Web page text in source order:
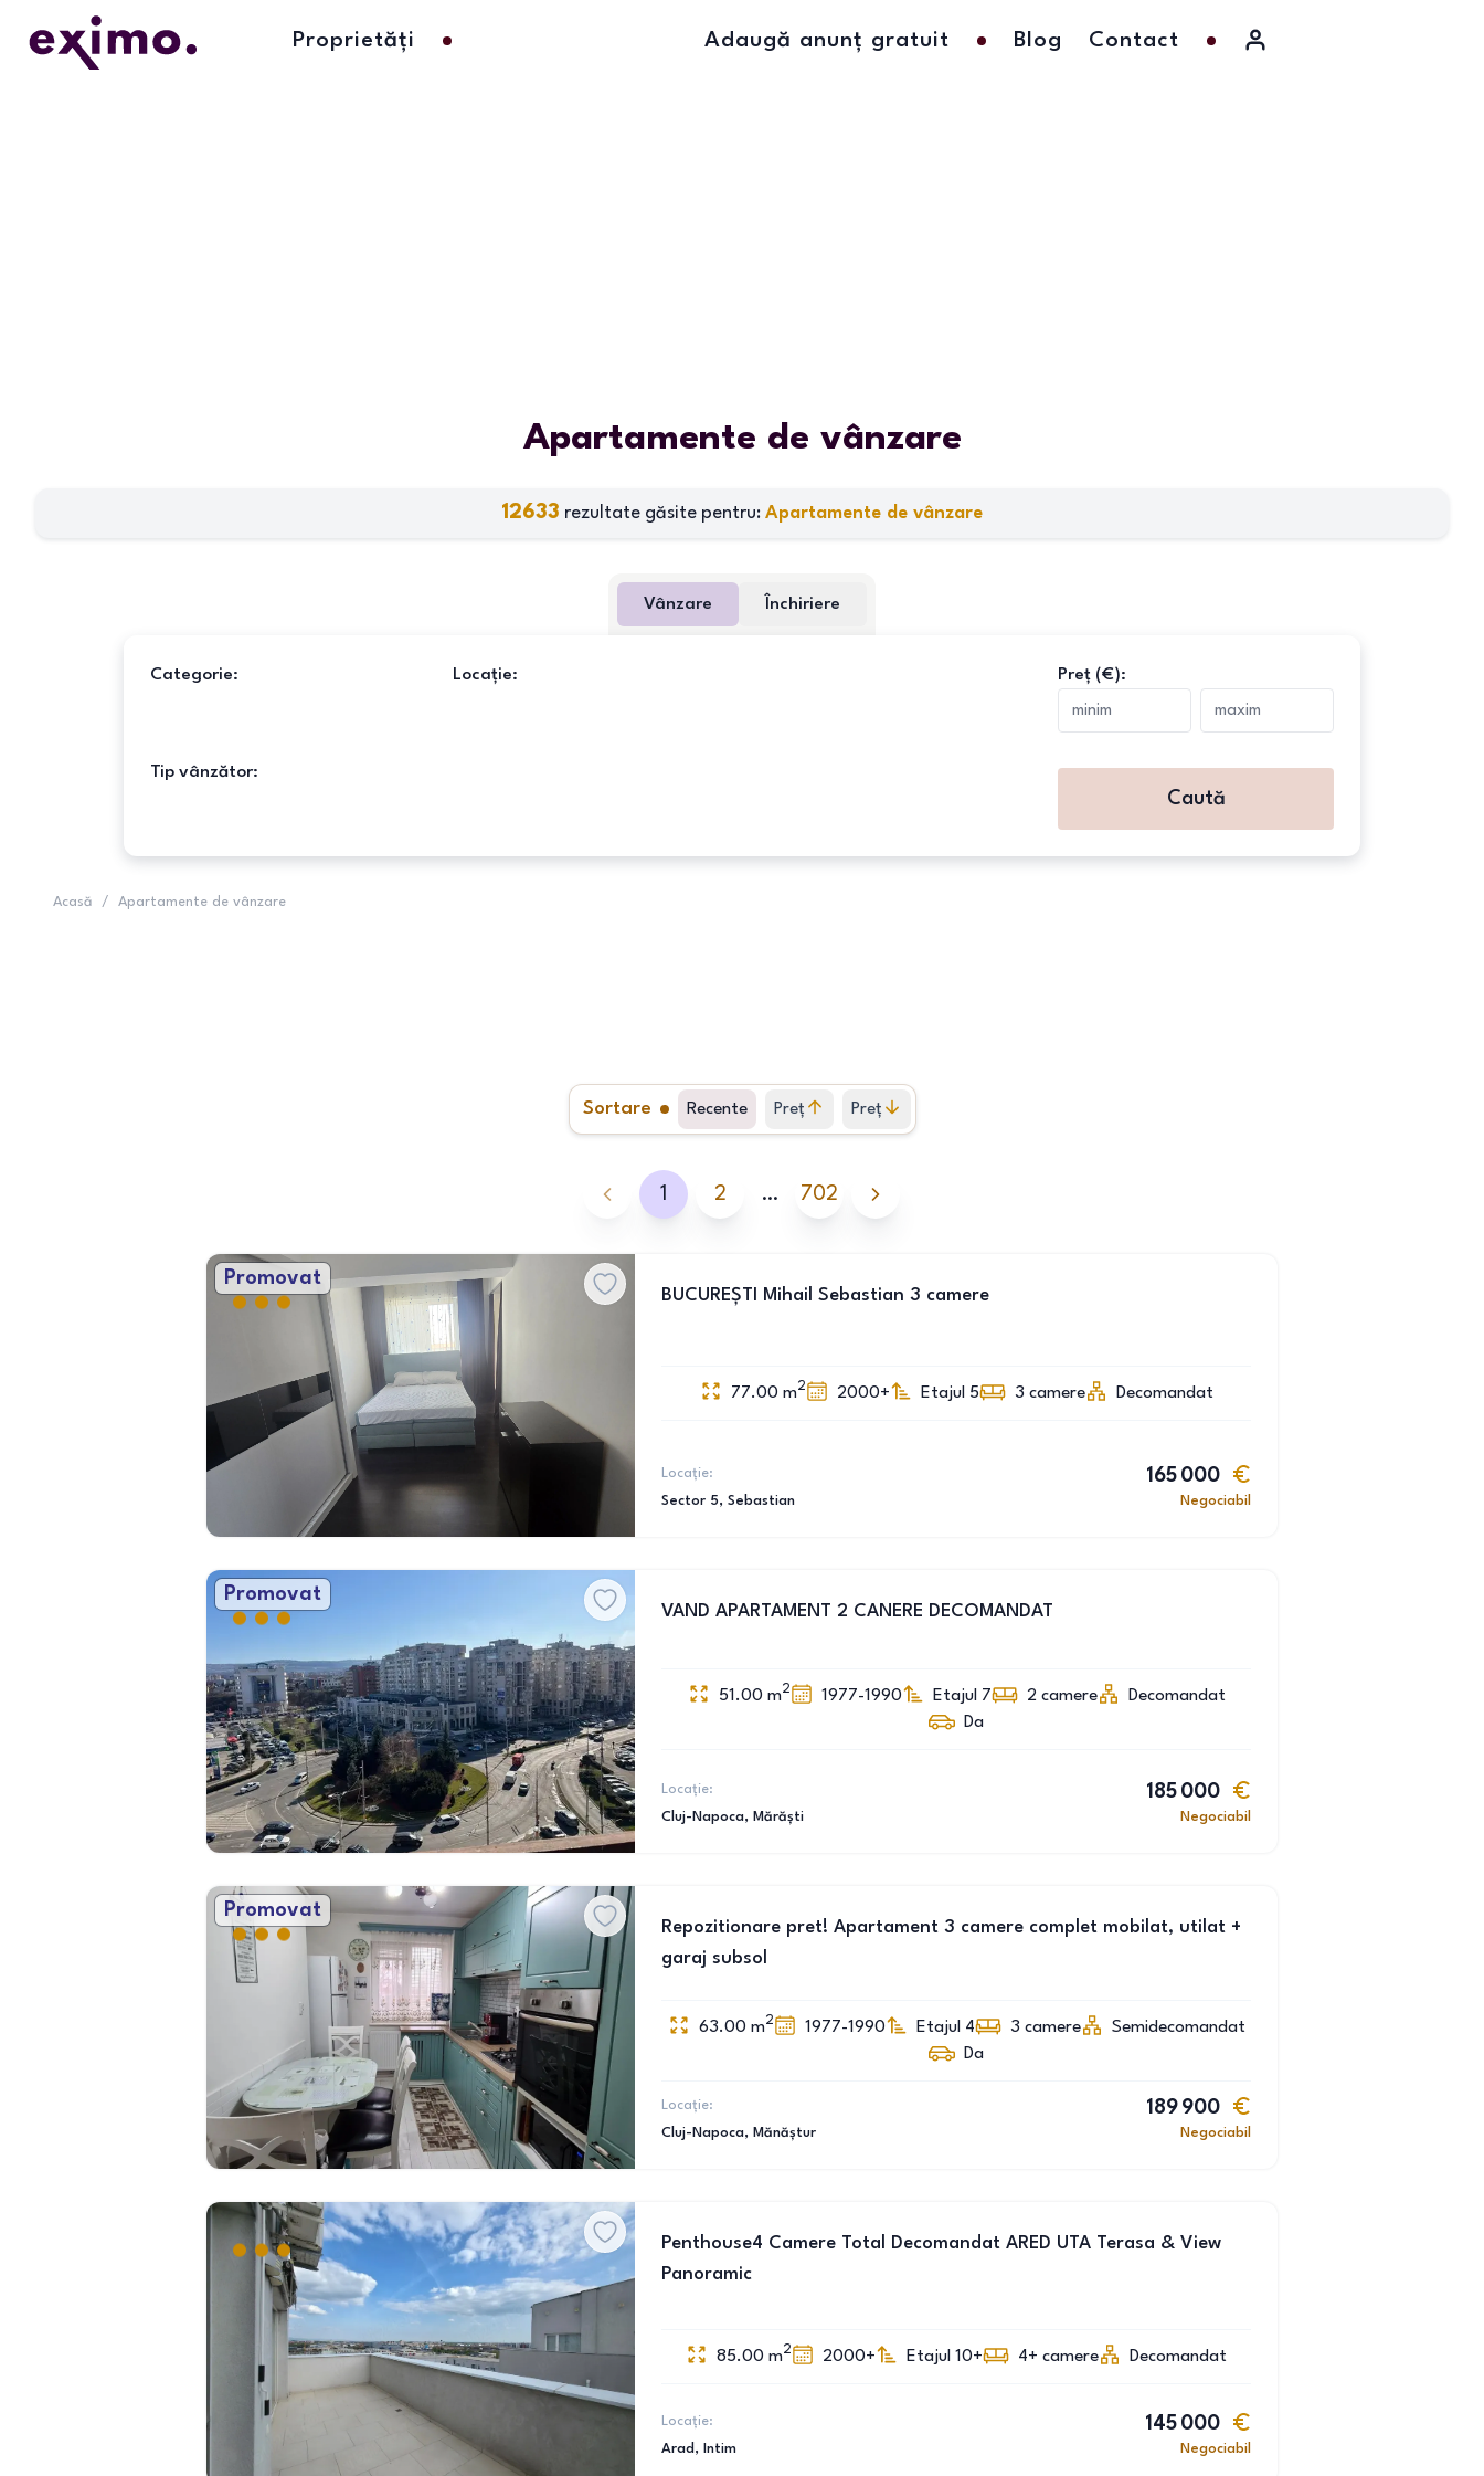
Proprietăți Adaugă anunț gratuit Blog Contact
Apartamente de vânzare
12633 rezultate găsite pentru: Apartamente de vânzare
Vânzare Închiriere
Categorie: Locație: Preț (€):
Tip vânzător:
Caută
Acasă / Apartamente de vânzare
Sortare Recente Preț
crescător
Preț
descrescător
1 2 … 702
Promovat
BUCUREȘTI Mihail Sebastian 3 camere
77.00 m2 2000+ Etajul 5 3 camere Decomandat
Locație:
Sector 5, Sebastian
165 000
Negociabil
Promovat
VAND APARTAMENT 2 CANERE DECOMANDAT
51.00 m2 1977-1990 Etajul 7 2 camere
Decomandat
Da
Locație:
Cluj-Napoca, Mărăști
185 000
Negociabil
Promovat
Repozitionare pret! Apartament 3 camere complet mobilat, utilat +
garaj subsol
63.00 m2 1977-1990 Etajul 4 3 camere
Semidecomandat
Da
Locație:
Cluj-Napoca, Mănăștur
189 900
Negociabil
Penthouse4 Camere Total Decomandat ARED UTA Terasa & View
Panoramic
85.00 m2 2000+ Etajul 10+ 4+ camere Decomandat
Locație:
Arad , Intim
145 000
Negociabil